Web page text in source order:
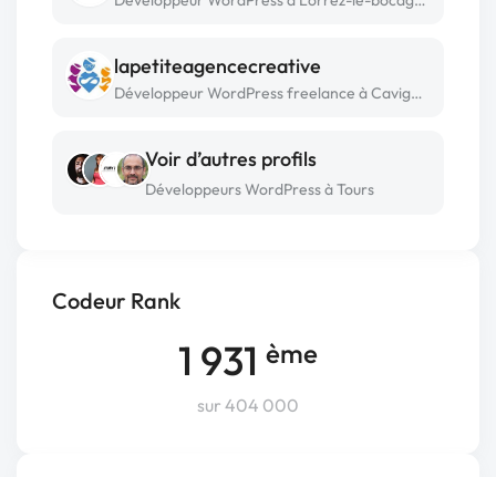
Codeur Rank
1 931 ème
sur 404 000
lapetiteagencecreative
Développeur WordPress freelance à Cavignac
Voir d’autres profils
Développeurs WordPress à Tours